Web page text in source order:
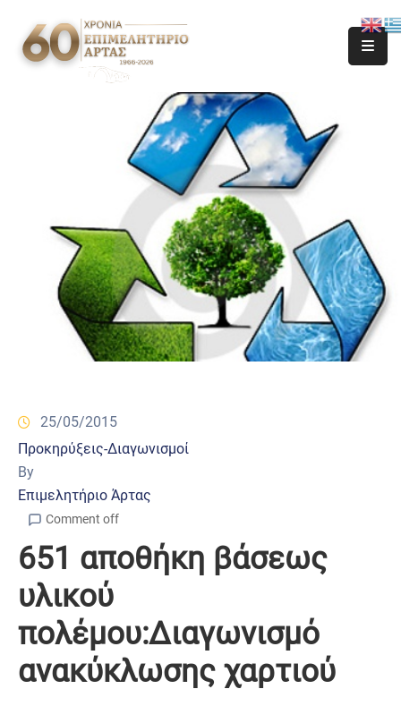
25/05/2015
Προκηρύξεις-Διαγωνισμοί
By
Επιμελητήριο Άρτας
Comment off
651 αποθήκη βάσεως
υλικού
πολέμου:Διαγωνισμό
ανακύκλωσης χαρτιού